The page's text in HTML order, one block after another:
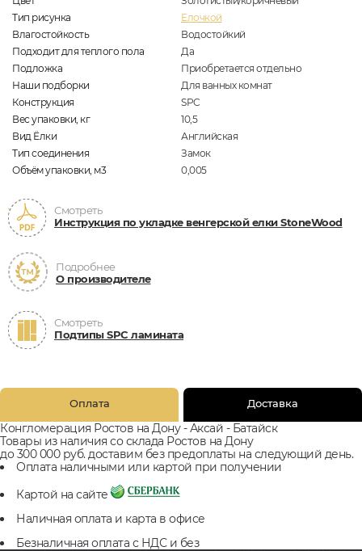
Тип рисунка
Елочкой
Влагостойкость
Водостойкий
Подходит для теплого пола
Да
Подложка
Приобретается отдельно
Наши подборки
Для ванных комнат
Конструкция
SPC
Вес упаковки, кг
10,5
Вид Ёлки
Английская
Тип соединения
Замок
Объём упаковки, м3
0,005
Смотреть
Инструкция по укладке венгерской елки StoneWood
Подробнее
О производителе
Смотреть
Подтипы SPC ламината
Оплата Доставка
Конгломерация Ростов на Дону - Аксай - Батайск
Товары из наличия со склада Ростов на Дону
до 300 000 руб. доставим без предоплаты на следующий день.
Оплата наличными или картой при получении
Картой на сайте
Наличная оплата и карта в офисе
Безналичная оплата с НДС и без